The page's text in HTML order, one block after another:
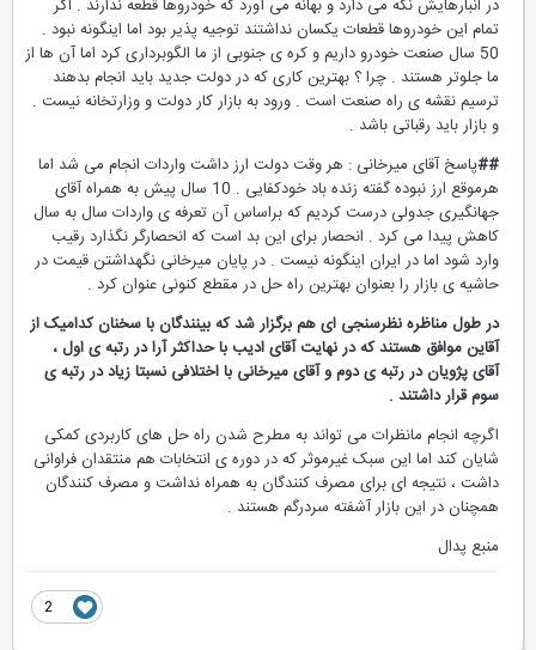
در انبارهایش نگه می دارد و بهانه می آورد که خودروها قطعه ندارند . اگر
تمام این خودروها قطعات یکسان نداشتند توجیه پذیر بود اما اینگونه نبود .
50 سال صنعت خودرو داریم و کره ی جنوبی از ما الگوبرداری کرد اما آن ها از
ما جلوتر هستند . چرا ؟ بهترین کاری که در دولت جدید باید انجام بدهند
ترسیم نقشه ی راه صنعت است . ورود به بازار کار دولت و وزارتخانه نیست .
و بازار باید رقباتی باشد .
##پاسخ آقای میرخانی : هر وقت دولت ارز داشت واردات انجام می شد اما
هرموقع ارز نبوده گفته زنده باد خودکفایی . 10 سال پیش به همراه آقای
جهانگیری جدولی درست کردیم که براساس آن تعرفه ی واردات سال به سال
کاهش پیدا می کرد . انحصار برای این بد است که انحصارگر نگذارد رقیب
وارد شود اما در ایران اینگونه نیست . در پایان میرخانی نگهداشتن قیمت در
حاشیه ی بازار را بعنوان بهترین راه حل در مقطع کنونی عنوان کرد .
در طول مناظره نظرسنجی ای هم برگزار شد که بینندگان با سخنان کدامیک از
آقاین موافق هستند که در نهایت آقای ادیب با حداکثر آرا در رتبه ی اول ،
آقای پژویان در رتبه ی دوم و آقای میرخانی با اختلافی نسبتا زیاد در رتبه ی
سوم قرار داشتند .
اگرچه انجام مانظرات می تواند به مطرح شدن راه حل های کاربردی کمکی
شایان کند اما این سبک غیرموثر که در دوره ی انتخابات هم منتقدان فراوانی
داشت ، نتیجه ای برای مصرف کنندگان به همراه نداشت و مصرف کنندگان
همچنان در این بازار آشفته سردرگم هستند .
منبع پدال